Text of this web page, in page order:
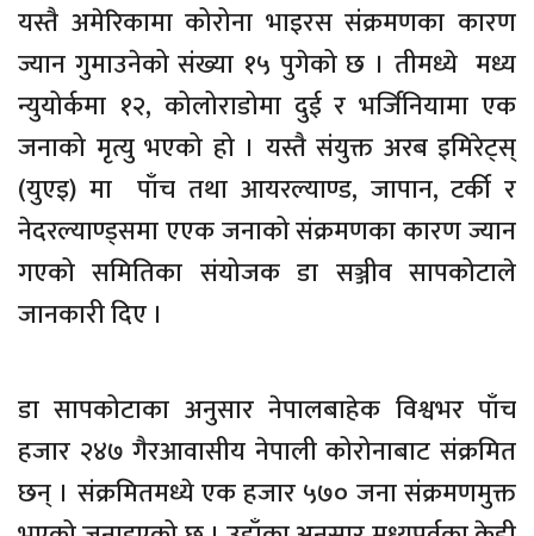
यस्तै अमेरिकामा कोरोना भाइरस संक्रमणका कारण
ज्यान गुमाउनेको संख्या १५ पुगेको छ । तीमध्ये मध्य
न्युयोर्कमा १२, कोलोराडोमा दुई र भर्जिनियामा एक
जनाको मृत्यु भएको हो । यस्तै संयुक्त अरब इमिरेट्स्
(युएइ) मा पाँच तथा आयरल्याण्ड, जापान, टर्की र
नेदरल्याण्ड्समा एएक जनाको संक्रमणका कारण ज्यान
गएको समितिका संयोजक डा सञ्जीव सापकोटाले
जानकारी दिए ।
डा सापकोटाका अनुसार नेपालबाहेक विश्वभर पाँच
हजार २४७ गैरआवासीय नेपाली कोरोनाबाट संक्रमित
छन् । संक्रमितमध्ये एक हजार ५७० जना संक्रमणमुक्त